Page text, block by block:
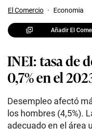
El Comercio · Economia
Añadir El
INEI: tasa de
0,7% en el
Desempleo afectó
los hombres (4,5%).
adecuado en el área